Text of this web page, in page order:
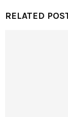
RELATED